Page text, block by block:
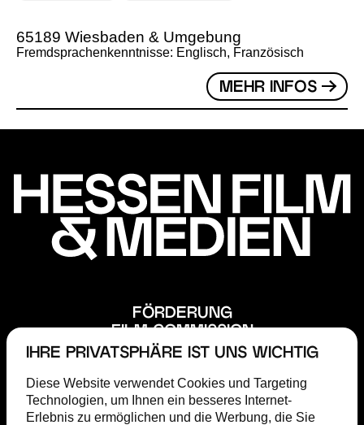
IHRE PRIVATSPHÄRE IST UNS WICHTIG
Diese Website verwendet Cookies und Targeting
Technologien, um Ihnen ein besseres Internet-
Erlebnis zu ermöglichen und die Werbung, die Sie
65189 Wiesbaden & Umgebung
Fremdsprachenkenntnisse: Englisch, Französisch
MEHR INFOS
FÖRDERUNG
FILM COMMISSION
ABOUT
MAGAZIN
TERMINE
PRESSE